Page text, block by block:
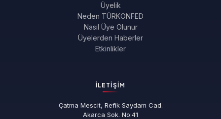
Üyelik
Neden TÜRKONFED
Nasıl Üye Olunur
Üyelerden Haberler
Etkinlikler
İLETIŞIM
Çatma Mescit, Refik Saydam Cad.
Akarca Sok. No:41